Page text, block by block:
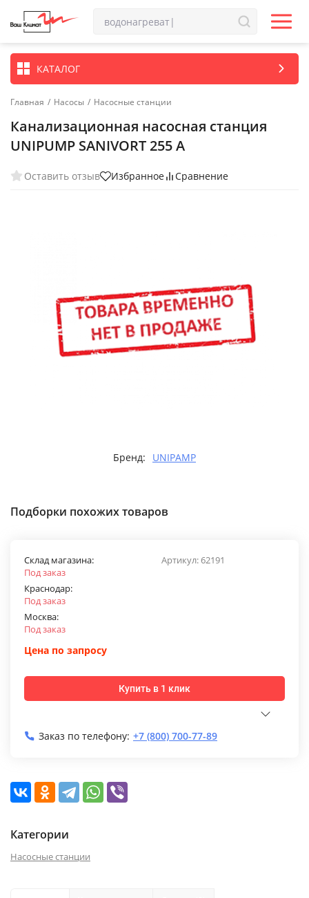
КАТАЛОГ
Главная / Насосы / Насосные станции
Канализационная насосная станция
UNIPUMP SANIVORT 255 A
Оставить отзыв Избранное Сравнение
Бренд: UNIPAMP
Подборки похожих товаров
Артикул:62191
Склад магазина:
Под заказ
Краснодар:
Под заказ
Москва:
Под заказ
Цена по запросу
Купить в 1 клик
Заказ по телефону: +7 (800) 700-77-89
Категории
Насосные станции